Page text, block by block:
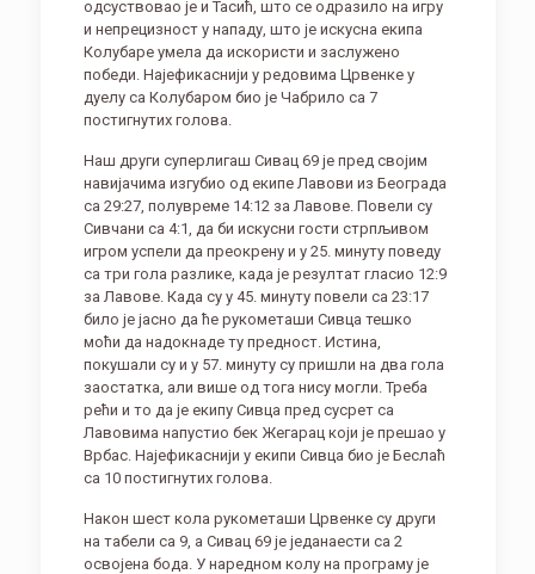
одсуствовао је и Тасић, што се одразило на игру
и непрецизност у нападу, што је искусна екипа
Колубаре умела да искористи и заслужено
победи. Најефикаснији у редовима Црвенке у
дуелу са Колубаром био је Чабрило са 7
постигнутих голова.
Наш други суперлигаш Сивац 69 је пред својим
навијачима изгубио од екипе Лавови из Београда
са 29:27, полувреме 14:12 за Лавове. Повели су
Сивчани са 4:1, да би искусни гости стрпљивом
игром успели да преокрену и у 25. минуту поведу
са три гола разлике, када је резултат гласио 12:9
за Лавове. Када су у 45. минуту повели са 23:17
било је јасно да ће рукометаши Сивца тешко
моћи да надокнаде ту предност. Истина,
покушали су и у 57. минуту су пришли на два гола
заостатка, али више од тога нису могли. Треба
рећи и то да је екипу Сивца пред сусрет са
Лавовима напустио бек Жегарац који је прешао у
Врбас. Најефикаснији у екипи Сивца био је Беслаћ
са 10 постигнутих голова.
Након шест кола рукометаши Црвенке су други
на табели са 9, а Сивац 69 је једанаести са 2
освојена бода. У наредном колу на програму је